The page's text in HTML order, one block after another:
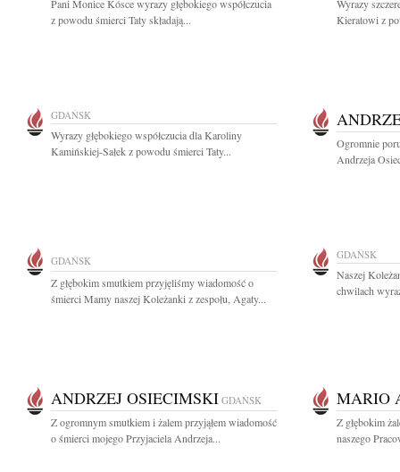
Pani Monice Kósce wyrazy głębokiego współczucia
z powodu śmierci Taty składają...
Wyrazy
Kieratowi z
GDAŃSK
Wyrazy głębokiego współczucia dla Karoliny
Kamińskiej-Sałek z powodu śmierci Taty...
Ogromnie
Andrzeja
GDAŃSK
Z głębokim smutkiem przyjęliśmy wiadomość o
śmierci Mamy naszej Koleżanki z zespołu, Agaty...
GDAŃSK
Naszej
chwilach
ANDRZEJ OSIECIMSKI GDAŃSK
Z ogromnym smutkiem i żalem przyjąłem wiadomość
o śmierci mojego Przyjaciela Andrzeja...
MARIO
Z głębokim
naszego